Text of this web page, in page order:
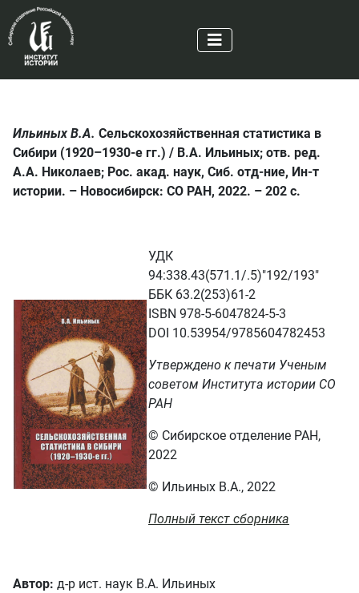
Ильиных В.А. Сельскохозяйственная статистика в
Сибири (1920–1930-е гг.) / В.А. Ильиных; отв. ред.
А.А. Николаев; Рос. акад. наук, Сиб. отд-ние, Ин-т
истории. – Новосибирск: СО РАН, 2022. – 202 с.
УДК
94:338.43(571.1/.5)"192/193"
ББК 63.2(253)61-2
ISBN 978-5-6047824-5-3
DOI 10.53954/9785604782453
Утверждено к печати Ученым
советом Института истории СО
РАН
© Сибирское отделение РАН,
2022
© Ильиных В.А., 2022
Полный текст сборника
Автор: д-р ист. наук В.А. Ильиных